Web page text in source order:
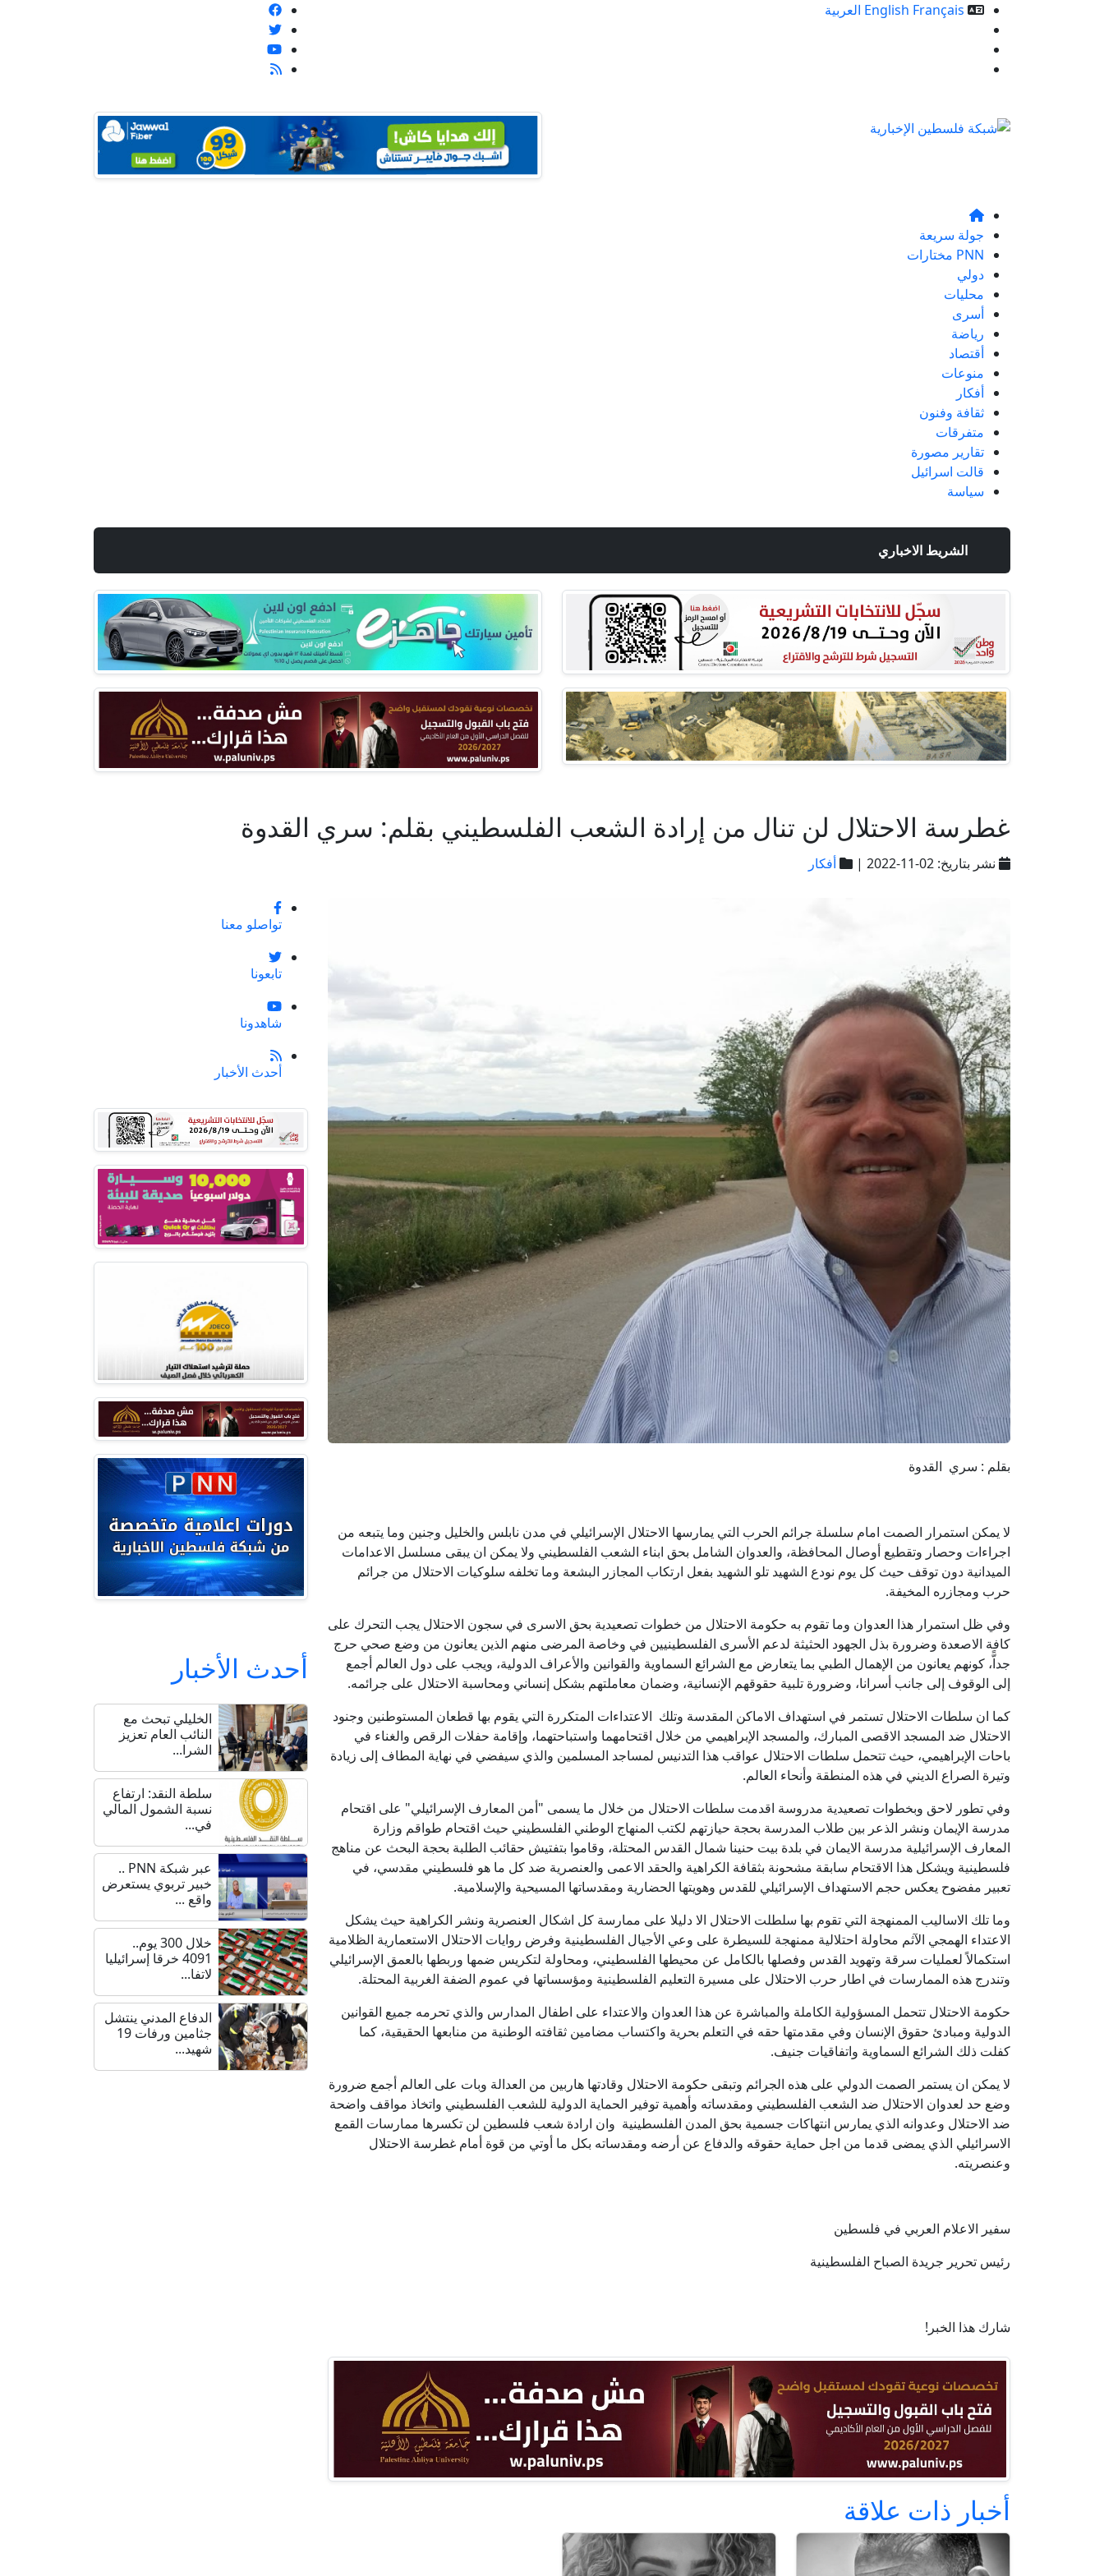
English Français
العربية
جولة سريعة
PNN مختارات
دولي
محليات
أسرى
رياضة
أقتصاد
منوعات
أفكار
ثقافة وفنون
متفرقات
تقارير مصورة
قالت اسرائيل
سياسة
الشريط الاخباري
غطرسة الاحتلال لن تنال من إرادة الشعب الفلسطيني بقلم: سري القدوة
نشر بتاريخ: 02-11-2022 | أفكار
بقلم : سري القدوة
لا يمكن استمرار الصمت امام سلسلة جرائم الحرب التي يمارسها الاحتلال الإسرائيلي في مدن نابلس والخليل وجنين وما يتبعه من
اجراءات وحصار وتقطيع أوصال المحافظة، والعدوان الشامل بحق ابناء الشعب الفلسطيني ولا يمكن ان يبقى مسلسل الاعدامات
الميدانية دون توقف حيث كل يوم نودع الشهيد تلو الشهيد بفعل ارتكاب المجازر البشعة وما تخلفه سلوكيات الاحتلال من جرائم
حرب ومجازره المخيفة.
وفي ظل استمرار هذا العدوان وما تقوم به حكومة الاحتلال من خطوات تصعيدية بحق الاسرى في سجون الاحتلال يجب التحرك على
كافة الاصعدة وضرورة بذل الجهود الحثيثة لدعم الأسرى الفلسطينيين في وخاصة المرضى منهم الذين يعانون من وضع صحي حرج
جداًّ، كونهم يعانون من الإهمال الطبي بما يتعارض مع الشرائع السماوية والقوانين والأعراف الدولية، ويجب على دول العالم أجمع
إلى الوقوف إلى جانب أسرانا، وضرورة تلبية حقوقهم الإنسانية، وضمان معاملتهم بشكل إنساني ومحاسبة الاحتلال على جرائمه.
كما ان سلطات الاحتلال تستمر في استهداف الاماكن المقدسة وتلك الاعتداءات المتكررة التي يقوم بها قطعان المستوطنين وجنود
الاحتلال ضد المسجد الاقصى المبارك، والمسجد الإبراهيمي من خلال اقتحامهما واستباحتهما، وإقامة حفلات الرقص والغناء في
باحات الإبراهيمي، حيث تتحمل سلطات الاحتلال عواقب هذا التدنيس لمساجد المسلمين والذي سيفضي في نهاية المطاف إلى زيادة
وتيرة الصراع الديني في هذه المنطقة وأنحاء العالم.
وفي تطور لاحق وبخطوات تصعيدية مدروسة اقدمت سلطات الاحتلال من خلال ما يسمى "أمن المعارف الإسرائيلي" على اقتحام
مدرسة الإيمان ونشر الذعر بين طلاب المدرسة بحجة حيازتهم لكتب المنهاج الوطني الفلسطيني حيث اقتحام طواقم وزارة
المعارف الإسرائيلية مدرسة الايمان في بلدة بيت حنينا شمال القدس المحتلة، وقاموا بتفتيش حقائب الطلبة بحجة البحث عن مناهج
فلسطينية ويشكل هذا الاقتحام سابقة مشحونة بثقافة الكراهية والحقد الاعمى والعنصرية ضد كل ما هو فلسطيني مقدسي، في
تعبير مفضوح يعكس حجم الاستهداف الإسرائيلي للقدس وهويتها الحضارية ومقدساتها المسيحية والإسلامية.
وما تلك الاساليب الممنهجة التي تقوم بها سلطلت الاحتلال الا دليلا على ممارسة كل اشكال العنصرية ونشر الكراهية حيث يشكل
الاعتداء الهمجي الآثم محاولة احتلالية ممنهجة للسيطرة على وعي الأجيال الفلسطينية وفرض روايات الاحتلال الاستعمارية الظلامية
استكمالاً لعمليات سرقة وتهويد القدس وفصلها بالكامل عن محيطها الفلسطيني، ومحاولة لتكريس ضمها وربطها بالعمق الإسرائيلي
وتندرج هذه الممارسات في اطار حرب الاحتلال على مسيرة التعليم الفلسطينية ومؤسساتها في عموم الضفة الغربية المحتلة.
حكومة الاحتلال تتحمل المسؤولية الكاملة والمباشرة عن هذا العدوان والاعتداء على اطفال المدارس والذي تحرمه جميع القوانين
الدولية ومبادئ حقوق الإنسان وفي مقدمتها حقه في التعلم بحرية واكتساب مضامين ثقافته الوطنية من منابعها الحقيقية، كما
كفلت ذلك الشرائع السماوية واتفاقيات جنيف.
لا يمكن ان يستمر الصمت الدولي على هذه الجرائم وتبقى حكومة الاحتلال وقادتها هاربين من العدالة وبات على العالم أجمع ضرورة
وضع حد لعدوان الاحتلال ضد الشعب الفلسطيني ومقدساته وأهمية توفير الحماية الدولية للشعب الفلسطيني واتخاذ مواقف واضحة
ضد الاحتلال وعدوانه الذي يمارس انتهاكات جسمية بحق المدن الفلسطينية وان ارادة شعب فلسطين لن تكسرها ممارسات القمع
الاسرائيلي الذي يمضى قدما من اجل حماية حقوقه والدفاع عن أرضه ومقدساته بكل ما أوتي من قوة أمام غطرسة الاحتلال
وعنصريته.
سفير الاعلام العربي في فلسطين
رئيس تحرير جريدة الصباح الفلسطينية
شارك هذا الخبر!
أخبار ذات علاقة
تواصلو معنا
تابعونا
شاهدونا
أحدث الأخبار
أحدث الأخبار
الخليلي تبحث مع
النائب العام تعزيز
الشرا...
سلطة النقد: ارتفاع
نسبة الشمول المالي
في...
عبر شبكة PNN ..
خبير تربوي يستعرض
واقع ...
خلال 300 يوم..
4091 خرقا إسرائيليا
لاتفا...
الدفاع المدني ينتشل
جثامين ورفات 19
شهيد...